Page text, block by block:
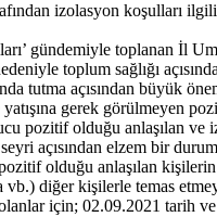
izolasyon koşulları ilgili
gündemiyle toplanan İl
toplum sağlığı
tutma açısından büyük
gerek görülmeyen
pozitif olduğu anlaşılan
seyri açısından elzem bir
olduğu anlaşılan
vb.) diğer kişilerle temas
için; 02.09.2021 tarih